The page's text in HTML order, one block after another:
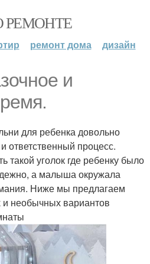
РЕМОНТЕ
ремонт дома дизайн
и
для ребенка довольно
ответственный процесс.
такой уголок где ребенку было
а малыша окружала
Ниже мы предлагаем
и необычных вариантов